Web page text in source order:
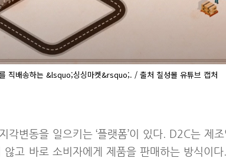
직배송하는 &lsquo;싱싱마켓&rsquo;. / 출처 칠성몰 유튜브 캡처
각변동을 일으키는 ‘플랫폼’이 있다. D2C는 제
고 바로 소비자에게 제품을 판매하는 방식이